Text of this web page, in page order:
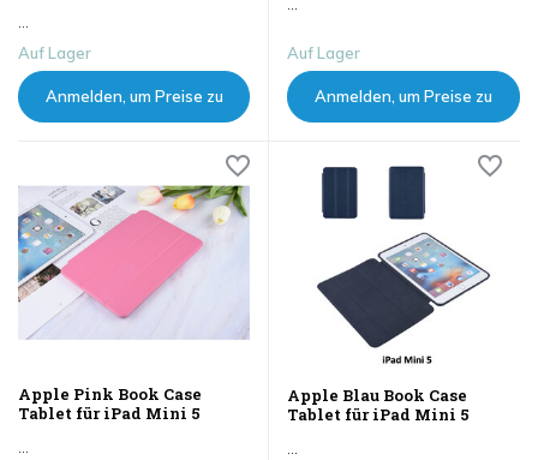
Auf Lager
Anmelden, um Preise zu
Auf Lager
Anmelden, um Preise zu
Apple Pink Book Case
Tablet für iPad Mini 5
...
Apple Blau Book Case
Tablet für iPad Mini 5
...